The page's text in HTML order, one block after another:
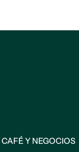
CAFÉ Y NEGOCIOS